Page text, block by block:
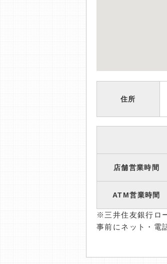
住所
店舗営業時間
ATM営業時間
※三井住友銀行ロ
事前にネット・電